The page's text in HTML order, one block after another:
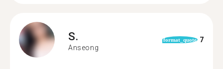
S.
Anseong
format_quote 7